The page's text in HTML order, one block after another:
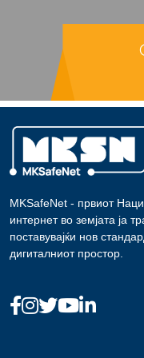
MKSafeNet - првиот
интернет во земјата ја
поставувајќи нов
дигиталниот простор.